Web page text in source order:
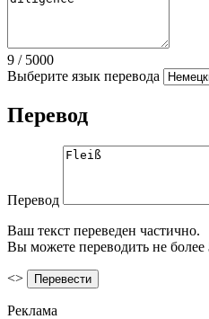
9 / 5000
Выберите язык перевода
Перевод
Перевод
Ваш текст переведен частично.
Вы можете переводить не более
<>
Реклама